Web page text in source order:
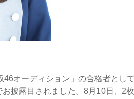
46オーディション」の合格者とし
お披露目されました。8月10日、2